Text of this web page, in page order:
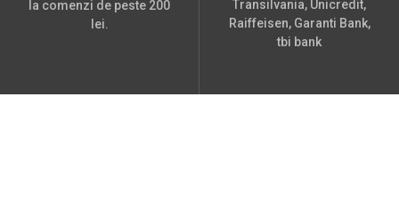
la comenzi de peste 200
lei.
Transilvania, Unicredit,
Raiffeisen, Garanti Bank,
tbi bank